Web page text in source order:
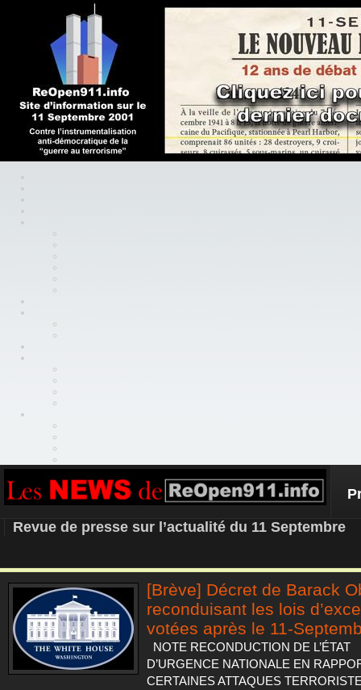
REOPEN911 – NEWS
Revue de presse sur l’actualité du 11 Septembre
[Brève] Décret de Barack
reconduisant les lois
votées après le 11-
NOTE RECONDUCTION DE L’ÉTAT
D’URGENCE NATIONALE EN
CERTAINES ATTAQUES